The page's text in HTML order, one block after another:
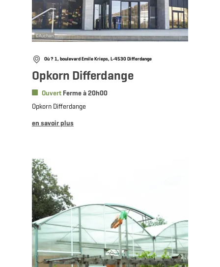
©Auchan
Où ? 1, boulevard Emile Krieps, L-4530 Differdange
Opkorn Differdange
Ouvert Ferme à 20h00
Opkorn Differdange
en savoir plus